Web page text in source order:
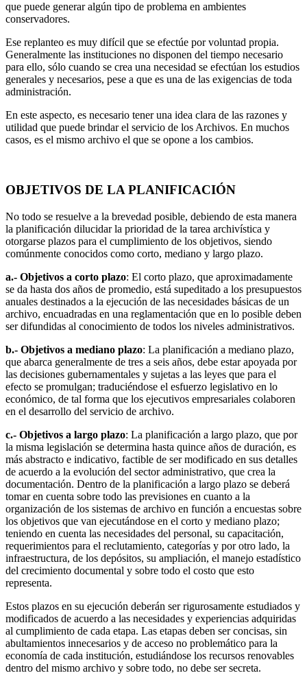
que puede gene­rar algún tipo de problema en ambientes
conservadores.
Ese replanteo es muy difícil que se efectúe por voluntad propia.
Generalmente las instituciones no disponen del tiempo necesario
para ello, sólo cuando se crea una necesidad se efectúan los estudios
generales y necesarios, pese a que es una de las exigencias de toda
administración.
En este aspecto, es necesario tener una idea clara de las razones y
utilidad que puede brindar el servicio de los Archivos. En muchos
casos, es el mismo archivo el que se opone a los cambios.
OBJETIVOS DE LA PLANIFICACIÓN
No todo se resuelve a la brevedad posible, debiendo de esta manera
la plani­ficación dilucidar la prioridad de la tarea archivística y
otorgarse plazos para el cumplimiento de los objetivos, siendo
comúnmente conocidos como corto, mediano y largo plazo.
a.- Objetivos a corto plazo: El corto plazo, que aproximadamente
se da hasta dos años de promedio, está supeditado a los presupues­tos
anuales destinados a la ejecución de las necesidades básicas de un
archivo, encuadradas en una reglamentación que en lo posible deben
ser difundidas al conocimiento de todos los niveles adminis­trativos.
b.- Objetivos a mediano plazo: La planificación a mediano plazo,
que abarca generalmente de tres a seis años, debe estar apoyada por
las decisiones gubernamentales y sujetas a las leyes que para el
efecto se promulgan; traduciéndose el esfuerzo legislativo en lo
económico, de tal forma que los ejecutivos empresariales colaboren
en el desarrollo del servicio de archivo.
c.- Objetivos a largo plazo: La planificación a largo plazo, que por
la misma legislación se determina hasta quince años de duración, es
más abstracto e indicativo, factible de ser modificado en sus detalles
de acuerdo a la evolución del sector administrativo, que crea la
documentación. Dentro de la planificación a largo plazo se deberá
tomar en cuenta sobre todo las previsiones en cuanto a la
organización de los sistemas de archivo en función a encuestas sobre
los objetivos que van ejecutándose en el corto y mediano plazo;
teniendo en cuenta las necesidades del personal, su capaci­tación,
requerimientos para el reclutamiento, categorías y por otro lado, la
infraestructura, de los depósitos, su ampliación, el manejo estadístico
del crecimiento documental y sobre todo el costo que esto
representa.
Estos plazos en su ejecución deberán ser rigurosamente estudiados y
modificados de acuerdo a las necesidades y experiencias adquiridas
al cumplimiento de cada etapa. Las etapas deben ser concisas, sin
abulta­mientos innecesarios y de acceso no problemático para la
economía de cada institución, estudiándose los recursos renovables
dentro del mismo ar­chivo y sobre todo, no debe ser secreta.